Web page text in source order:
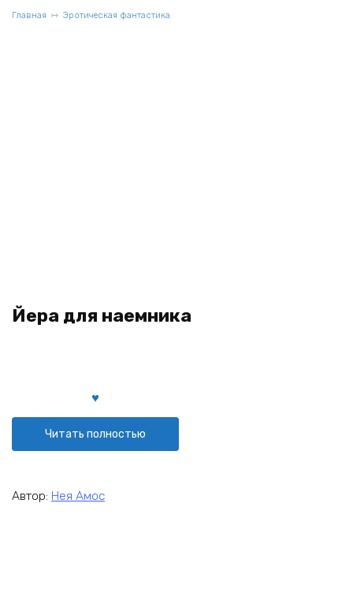
Главная Эротическая фантастика
Йера для наемника
Читать полностью
Автор: Нея Амос